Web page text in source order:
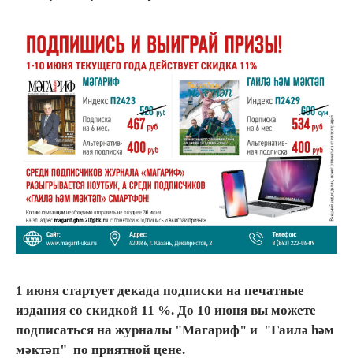
1 июня стартует декада подписки на печатные
издания со скидкой 11 %. До 10 июня вы можете
подписаться на журналы "Магариф" и "Гаилә һәм
мәктәп" по приятной цене.